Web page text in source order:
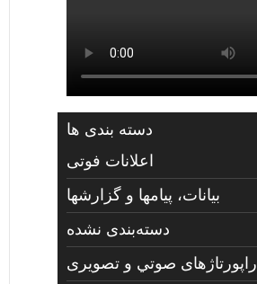
دسته بندی ها
اعلانات فوتی
بیانات، پیامها و گزارشها
دسته‌بندی نشده
راپورتاژهای صوتي و تصويری